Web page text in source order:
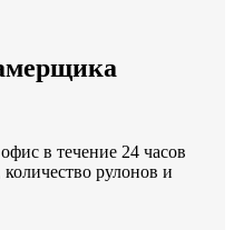
в течение 24 часов
рулонов и